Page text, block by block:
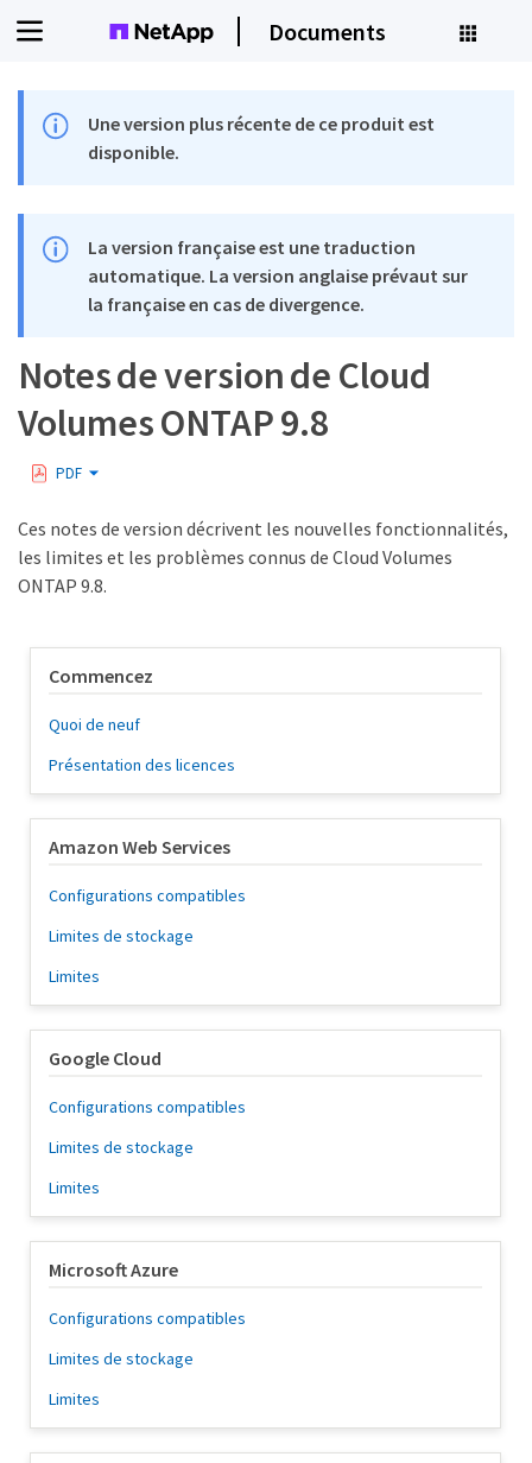
Documents
Une version plus récente de ce produit est
disponible.
La version française est une traduction
automatique. La version anglaise prévaut sur
la française en cas de divergence.
Notes de version de Cloud
Volumes ONTAP 9.8
PDF
Ces notes de version décrivent les nouvelles fonctionnalités,
les limites et les problèmes connus de Cloud Volumes
ONTAP 9.8.
Commencez
Quoi de neuf
Présentation des licences
Amazon Web Services
Configurations compatibles
Limites de stockage
Limites
Google Cloud
Configurations compatibles
Limites de stockage
Limites
Microsoft Azure
Configurations compatibles
Limites de stockage
Limites